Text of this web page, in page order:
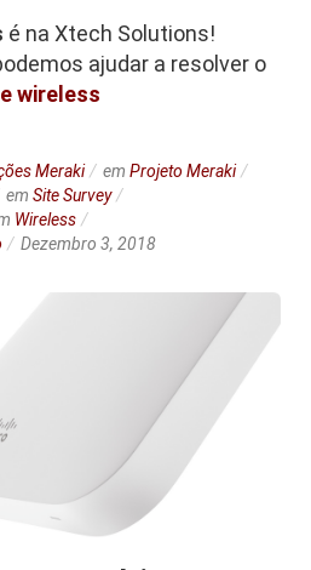
é na Xtech Solutions!
ajudar a resolver o
wireless
Meraki em Projeto Meraki
em Site Survey
Wireless
Dezembro 3, 2018